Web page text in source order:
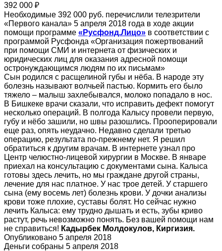
392 000 ₽
Необходимые 392 000 руб. перечислили телезрители
«Первого канала» 5 апреля 2018 года в ходе акции
помощи программе «Русфонд.Лицо» в соответствии с
программой Русфонда «Организация пожертвований
при помощи СМИ и интернета от физических и
юридических лиц для оказания адресной помощи
остронуждающимся людям по их письмам»
Сын родился с расщелиной губы и нёба. В народе эту
болезнь называют волчьей пастью. Кормить его было
тяжело – малыш захлебывался, молоко попадало в нос.
В Бишкеке врачи сказали, что исправить дефект помогут
несколько операций. В полгода Калысу провели первую,
губу и нёбо зашили, но швы разошлись. Прооперировали
еще раз, опять неудачно. Недавно сделали третью
операцию, результата по-прежнему нет. Я решил
обратиться к другим врачам. В интернете узнал про
Центр челюстно-лицевой хирургии в Москве. В январе
приехал на консультацию с документами сына. Калыса
готовы здесь лечить, но мы граждане другой страны,
лечение для нас платное. У нас трое детей. У старшего
сына (ему восемь лет) болезнь крови. У дочки анализы
крови тоже плохие, суставы болят. Но сейчас нужно
лечить Калыса: ему трудно дышать и есть, зубы криво
растут, речь невозможно понять. Без вашей помощи нам
не справиться! Кадырбек Молдокулов, Киргизия.
Опубликовано 5 апреля 2018
Деньги собраны 5 апреля 2018